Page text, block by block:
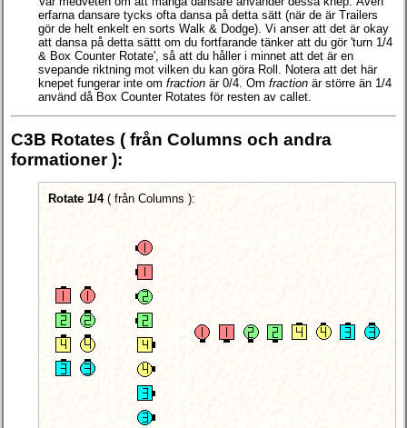
erfarna dansare tycks ofta dansa på detta sätt (när de är Trailers
gör de helt enkelt en sorts Walk & Dodge). Vi anser att det är okay
att dansa på detta sättt om du fortfarande tänker att du gör 'turn 1/4
& Box Counter Rotate', så att du håller i minnet att det är en
svepande riktning mot vilken du kan göra Roll. Notera att det här
knepet fungerar inte om fraction är 0/4. Om fraction är större än 1/4
använd då Box Counter Rotates för resten av callet.
C3B Rotates ( från Columns och andra
formationer):
Rotate 1/4( från Columns ):